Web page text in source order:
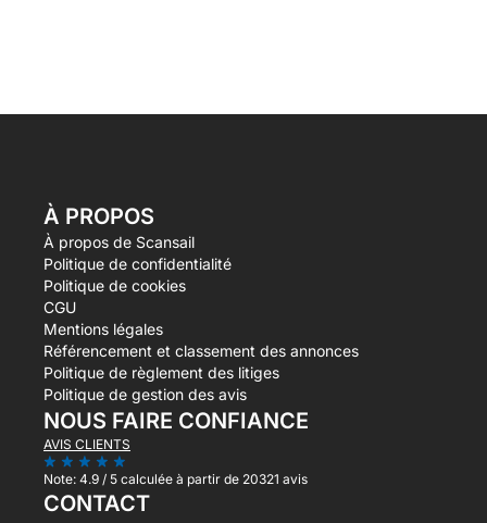
À PROPOS
À propos de Scansail
Politique de confidentialité
Politique de cookies
CGU
Mentions légales
Référencement et classement des annonces
Politique de règlement des litiges
Politique de gestion des avis
NOUS FAIRE CONFIANCE
AVIS CLIENTS
Note: 4.9 / 5 calculée à partir de 20321 avis
CONTACT